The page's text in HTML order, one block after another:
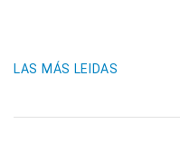
LAS MÁS LEIDAS